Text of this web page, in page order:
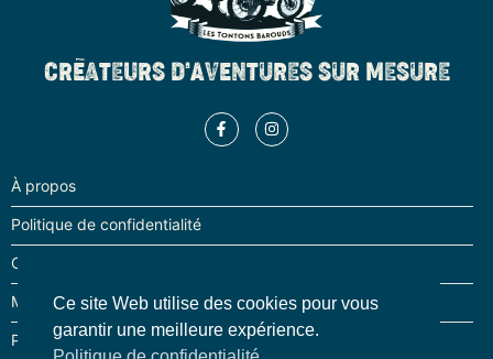
CRÉATEURS D'AVENTURES SUR MESURE
À propos
Politique de confidentialité
Conditions générale de ventes
Mentions Légales
Partenaires
Ce site Web utilise des cookies pour vous
garantir une meilleure expérience.